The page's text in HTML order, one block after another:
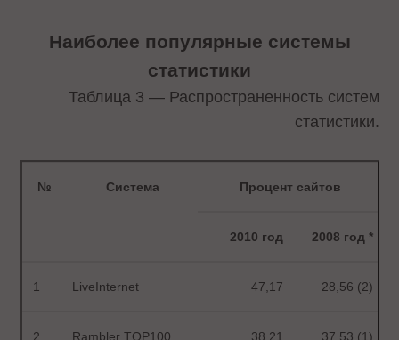
Наиболее популярные системы
статистики
Таблица 3 — Распространенность систем
статистики.
№ Система Процент сайтов
2010 год 2008 год *
1 LiveInternet 47,17 28,56 (2)
2 Rambler TOP100 38,21 37,53 (1)